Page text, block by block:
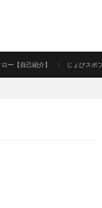
ロー【自己紹介】 じょびスポ